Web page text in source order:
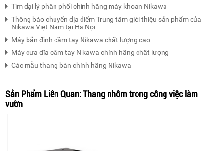
Tìm đại lý phân phối chính hãng máy khoan Nikawa
Thông báo chuyển địa điểm Trung tâm giới thiệu sản phẩm của
Nikawa Việt Nam tại Hà Nội
Máy bắn đinh cầm tay Nikawa chất lượng cao
Máy cưa đĩa cầm tay Nikawa chính hãng chất lượng
Các mẫu thang bàn chính hãng Nikawa
Sản Phẩm Liên Quan:Thang nhôm trong công việc làm
vườn